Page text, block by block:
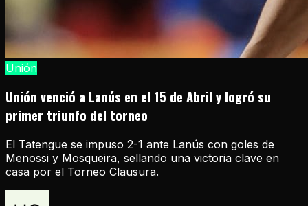
Unión
Unión venció a Lanús en el 15 de Abril y logró su
primer triunfo del torneo
El Tatengue se impuso 2-1 ante Lanús con goles de
Menossi y Mosqueira, sellando una victoria clave en
casa por el Torneo Clausura.